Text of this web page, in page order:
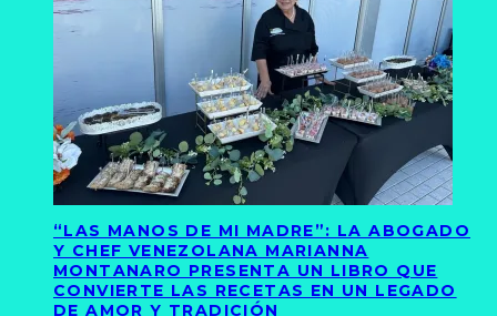
“LAS MANOS DE MI MADRE”: LA ABOGADO
Y CHEF VENEZOLANA MARIANNA
MONTANARO PRESENTA UN LIBRO QUE
CONVIERTE LAS RECETAS EN UN LEGADO
DE AMOR Y TRADICIÓN